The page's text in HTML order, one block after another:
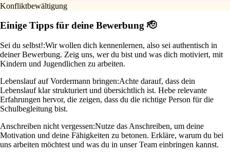
Konfliktbewältigung
Einige Tipps für deine Bewerbung 🫡
Sei du selbst!:Wir wollen dich kennenlernen, also sei authentisch in
deiner Bewerbung. Zeig uns, wer du bist und was dich motiviert, mit
Kindern und Jugendlichen zu arbeiten.
Lebenslauf auf Vordermann bringen:Achte darauf, dass dein
Lebenslauf klar strukturiert und übersichtlich ist. Hebe relevante
Erfahrungen hervor, die zeigen, dass du die richtige Person für die
Schulbegleitung bist.
Anschreiben nicht vergessen:Nutze das Anschreiben, um deine
Motivation und deine Fähigkeiten zu betonen. Erkläre, warum du bei
uns arbeiten möchtest und was du in unser Team einbringen kannst.